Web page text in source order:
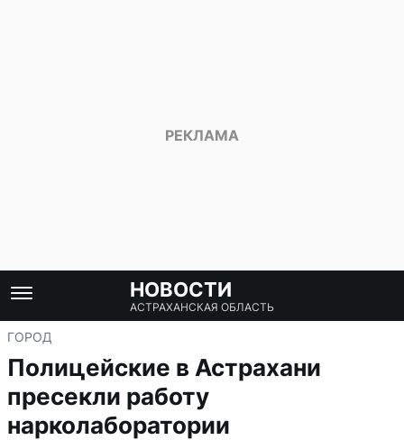
НОВОСТИ
АСТРАХАНСКАЯ ОБЛАСТЬ
ГОРОД
Полицейские в Астрахани
пресекли работу
нарколаборатории